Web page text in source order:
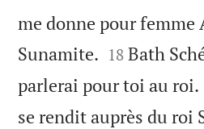
me donne pour femme
Sunamite. 

18 Bath
parlerai pour toi au roi.
se rendit auprès du roi